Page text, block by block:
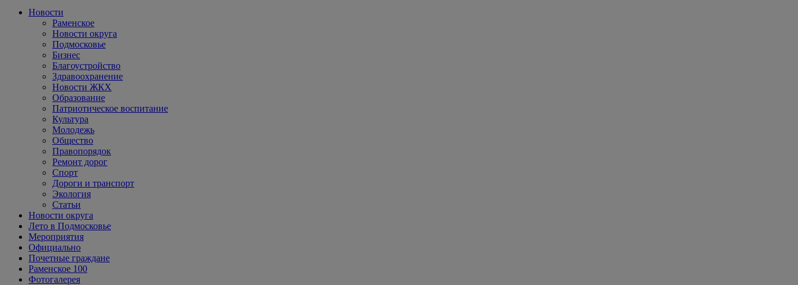
Новости
Раменское
Новости округа
Подмосковье
Бизнес
Благоустройство
Здравоохранение
Новости ЖКХ
Образование
Патриотическое воспитание
Культура
Молодежь
Общество
Правопорядок
Ремонт дорог
Спорт
Дороги и транспорт
Экология
Статьи
Новости округа
Лето в Подмосковье
Мероприятия
Официально
Почетные граждане
Раменское 100
Фотогалерея